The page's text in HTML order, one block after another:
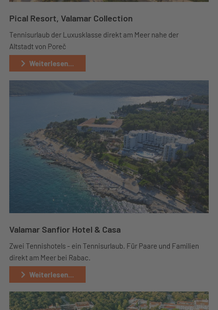
Pical Resort, Valamar Collection
Tennisurlaub der Luxusklasse direkt am Meer nahe der
Altstadt von Poreč
Weiterlesen...
Valamar Sanfior Hotel & Casa
Zwei Tennishotels - ein Tennisurlaub. Für Paare und Familien
direkt am Meer bei Rabac.
Weiterlesen...